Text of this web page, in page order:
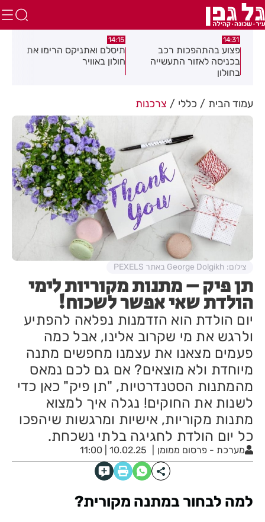
14:31
פצוע בהתהפכות רכב
בכניסה לאזור התעשייה
בחולון
14:15
תיסלם ואתניקס הרימו את
חולון באוויר
עמוד הבית כללי צרכנות
תן פיק – מתנות מקוריות לימי
הולדת שאי אפשר לשכוח!
יום הולדת הוא הזדמנות נפלאה להפתיע
ולרגש את מי שקרוב אלינו, אבל כמה
פעמים מצאנו את עצמנו מחפשים מתנה
מיוחדת ולא מוצאים? אם גם לכם נמאס
מהמתנות הסטנדרטיות, "תן פיק" כאן כדי
לשנות את החוקים! נגלה איך למצוא
מתנות מקוריות, אישיות ומרגשות שיהפכו
כל יום הולדת לחגיגה בלתי נשכחת.
מערכת - פרסום ממומן 10.02.25 | 11:00
צילום: George Dolgikh באתר PEXELS
למה לבחור במתנה מקורית?